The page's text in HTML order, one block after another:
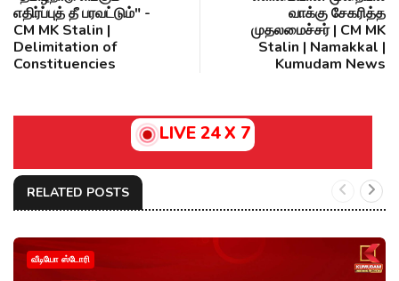
எதிர்ப்புத் தீ பரவட்டும்" -
CM MK Stalin |
Delimitation of
Constituencies
வாக்கு சேகரித்த
முதலமைச்சர் | CM MK
Stalin | Namakkal |
Kumudam News
LIVE 24 X 7
RELATED POSTS
வீடியோ ஸ்டோரி